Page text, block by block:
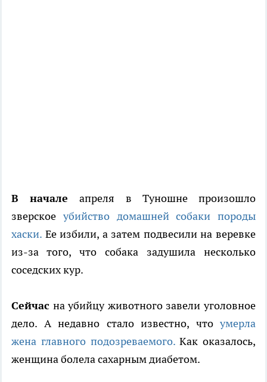
В началеапреля в Туношне произошло
зверское убийство домашней собаки породы
хаски. Ее избили, а затем подвесили на веревке
из-за того, что собака задушила несколько
соседских кур.
Сейчас на убийцу животного завели уголовное
дело. А недавно стало известно, что умерла
жена главного подозреваемого.Как оказалось,
женщина болела сахарным диабетом.